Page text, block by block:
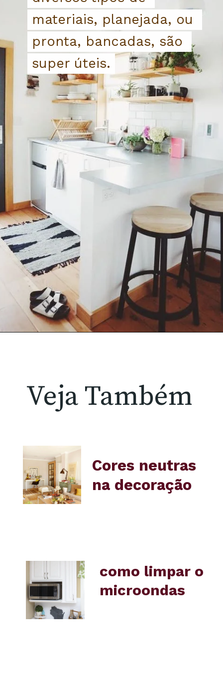
materiais, planejada, ou
pronta, bancadas, são
super úteis.
materiais, planejada, ou
pronta, bancadas, são
super úteis.
Cores neutras
na decoração
como limpar o
microondas
Veja Também